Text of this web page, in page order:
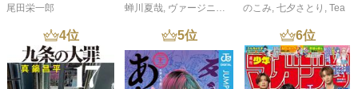
尾田栄一郎
蝉川夏哉, ヴァージニア二等兵 ,転
のこみ, 七夕さとり , Tea
4位 5位 6位